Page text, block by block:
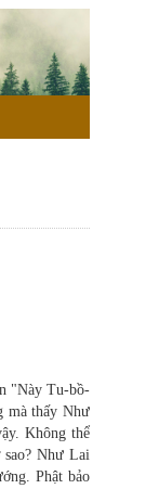
"Này Tu-bồ-
mà thấy Như
Không thể
Như Lai
Phật bảo